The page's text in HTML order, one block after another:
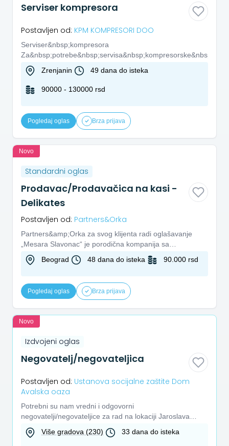
Serviser kompresora
Postavljen od: KPM KOMPRESORI DOO
Serviser&nbsp;kompresora
Zrenjanin
49 dana do isteka
90000 - 130000 rsd
Pogledaj oglas Brza prijava
Novo
Standardni oglas
Prodavac/Prodavačica na kasi -
Delikates
Postavljen od: Partners&Orka
Partners&amp;Orka za svog klijenta radi oglašavanje
„Mesara Slavonac“ je porodična kompanija sa
dugogodišnjom tradicijom...
Beograd 48 dana do isteka 90.000 rsd
Pogledaj oglas Brza prijava
Novo
Izdvojeni oglas
Negovatelj/negovateljica
Postavljen od: Ustanova socijalne zaštite Dom
Avalska oaza
Potrebni su nam vredni i odgovorni
negovatelji/negovateljice za rad na lokaciji Jaroslava
Černog 13, Beograd.Prijavite s...
Više gradova (230) 33 dana do isteka